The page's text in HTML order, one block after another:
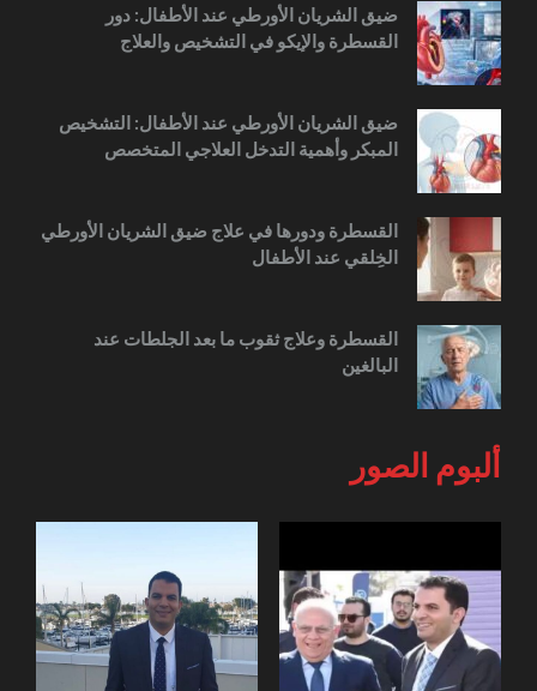
ضيق الشريان الأورطي عند الأطفال: دور
القسطرة والإيكو في التشخيص والعلاج
ضيق الشريان الأورطي عند الأطفال: التشخيص
المبكر وأهمية التدخل العلاجي المتخصص
القسطرة ودورها في علاج ضيق الشريان الأورطي
الخِلقي عند الأطفال
القسطرة وعلاج ثقوب ما بعد الجلطات عند
البالغين
ألبوم الصور